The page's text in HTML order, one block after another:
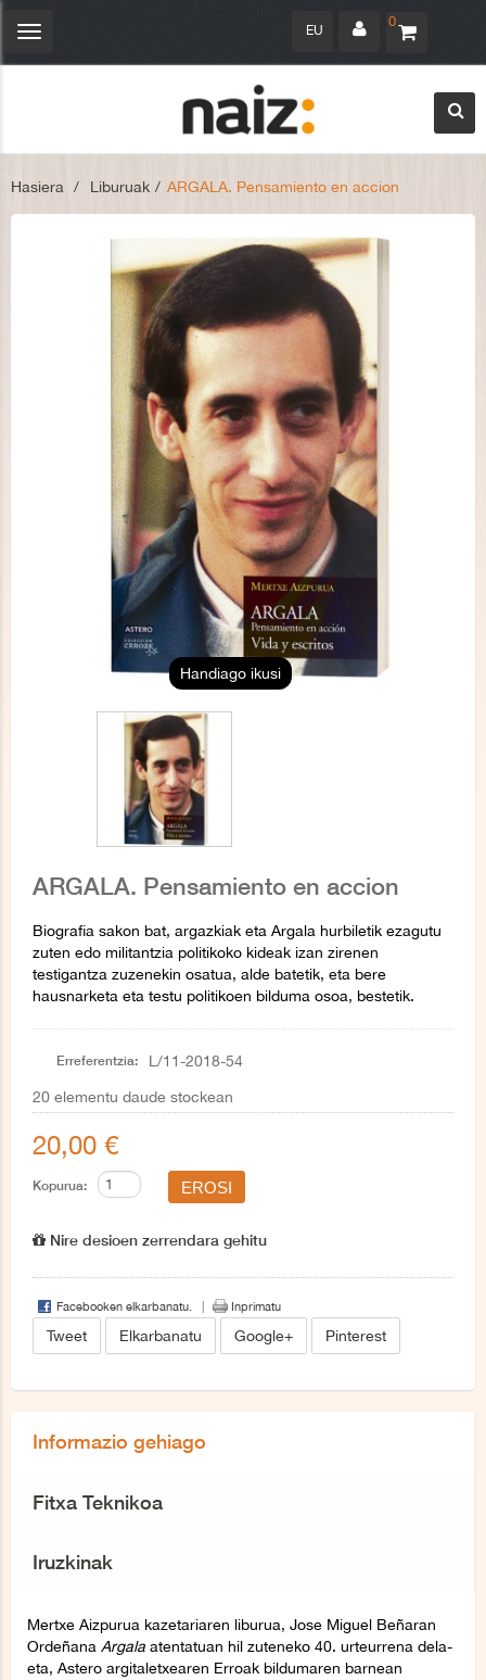
0
EU
Navegación
Hasiera > Liburuak > ARGALA. Pensamiento en accion
Handiago ikusi
ARGALA. Pensamiento en accion
Biografia sakon bat, argazkiak eta Argala hurbiletik ezagutu
zuten edo militantzia politikoko kideak izan zirenen
testigantza zuzenekin osatua, alde batetik, eta bere
hausnarketa eta testu politikoen bilduma osoa, bestetik.
Erreferentzia: L/11-2018-54
20 elementu daude stockean
20,00 €
Kopurua:
Nire desioen zerrendara gehitu
Facebooken elkarbanatu. Inprimatu
Tweet Elkarbanatu Google+ Pinterest
Informazio gehiago
Fitxa Teknikoa
Iruzkinak
Mertxe Aizpurua kazetariaren liburua, Jose Miguel Beñaran
Ordeñana Argala atentatuan hil zuteneko 40. urteurrena dela-
eta, Astero argitaletxearen Erroak bildumaren barnean